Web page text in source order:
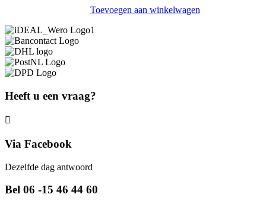
Toevoegen aan winkelwagen
Heeft u een vraag?
Via Facebook
Dezelfde dag antwoord
Bel 06 -15 46 44 60